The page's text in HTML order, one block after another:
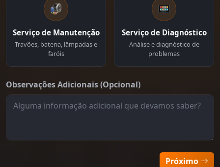
Serviço de Manutenção
Travões, bateria, lâmpadas e
faróis
Serviço de Diagnóstico
Análise e diagnóstico de
problemas
Aplicação de Pneus + serviços
Alinhamento de direção
Reparação de Jantes
Programação de valvula TPMS
Substituição de Travões
Substituição óleo de Travões
Diagnóstico Pneus
Diagnóstico Travões
Observações Adicionais (Opcional)
Próximo